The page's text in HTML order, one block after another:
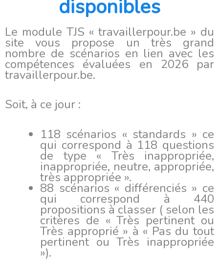
disponibles
Le module TJS « travaillerpour.be » du
site vous propose un très grand
nombre de scénarios en lien avec les
compétences évaluées en 2026 par
travaillerpour.be.
Soit, à ce jour :
118 scénarios « standards » ce
qui correspond à 118 questions
de type « Très inappropriée,
inappropriée, neutre, appropriée,
très appropriée ».
88 scénarios « différenciés » ce
qui correspond à 440
propositions à classer ( selon les
critères de « Très pertinent ou
Très approprié » à « Pas du tout
pertinent ou Très inappropriée
»).